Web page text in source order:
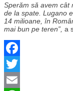
Sperăm să avem cât
de la spate. Lugano
14 milioane, în
mai bun pe teren”, a
Facebook
Twitter